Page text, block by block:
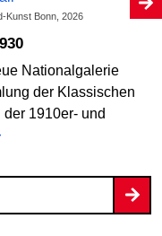
Kunst Bonn, 2026
Nationalgalerie
der Klassischen
1910er- und